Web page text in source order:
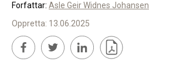
Næring
Offentlig
Personar
Forfattar: Asle Geir Widnes Johansen
Oppretta: 13.06.2025